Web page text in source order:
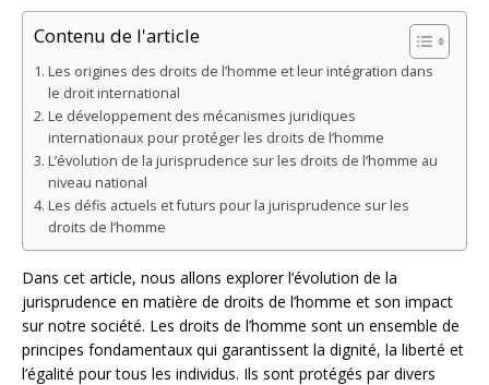
Contenu de l'article
Les origines des droits de l’homme et leur intégration dans
le droit international
Le développement des mécanismes juridiques
internationaux pour protéger les droits de l’homme
L’évolution de la jurisprudence sur les droits de l’homme au
niveau national
Les défis actuels et futurs pour la jurisprudence sur les
droits de l’homme
Dans cet article, nous allons explorer l’évolution de la
jurisprudence en matière de droits de l’homme et son impact
sur notre société. Les droits de l’homme sont un ensemble de
principes fondamentaux qui garantissent la dignité, la liberté et
l’égalité pour tous les individus. Ils sont protégés par divers